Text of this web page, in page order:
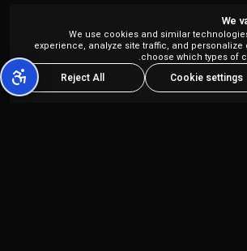
We
We use cookies and similar
experience, analyze site traffic, and personalize
choose which types of
Cookie settings
Reject All